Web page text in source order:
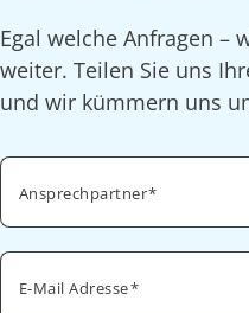
Egal welche Anfragen –
weiter. Teilen Sie uns
und wir kümmern uns
Ansprechpartner
E-Mail Adresse